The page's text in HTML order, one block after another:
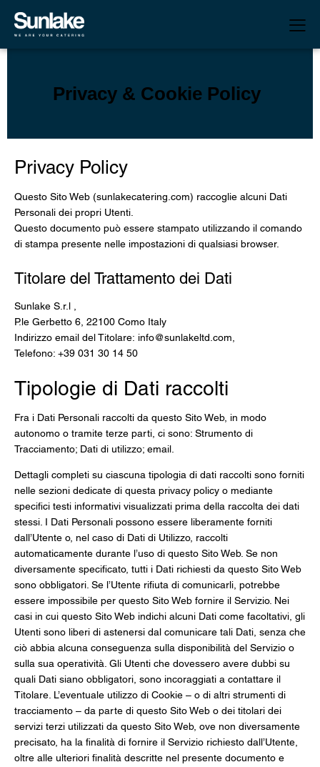
Privacy & Cookie Policy
Privacy Policy
Questo Sito Web (sunlakecatering.com) raccoglie alcuni Dati
Personali dei propri Utenti.
Questo documento può essere stampato utilizzando il comando
di stampa presente nelle impostazioni di qualsiasi browser.
Titolare del Trattamento dei Dati
Sunlake S.r.l ,
P.le Gerbetto 6, 22100 Como Italy
Indirizzo email del Titolare: info@sunlakeltd.com
Telefono: +39 031 30 14 50
Tipologie di Dati raccolti
Fra i Dati Personali raccolti da questo Sito Web, in modo
autonomo o tramite terze parti, ci sono: Strumento di
Tracciamento; Dati di utilizzo; email.
Dettagli completi su ciascuna tipologia di dati raccolti sono forniti
nelle sezioni dedicate di questa privacy policy o mediante
specifici testi informativi visualizzati prima della raccolta dei dati
stessi. I Dati Personali possono essere liberamente forniti
dall’Utente o, nel caso di Dati di Utilizzo, raccolti
automaticamente durante l’uso di questo Sito Web. Se non
diversamente specificato, tutti i Dati richiesti da questo Sito Web
sono obbligatori. Se l’Utente rifiuta di comunicarli, potrebbe
essere impossibile per questo Sito Web fornire il Servizio. Nei
casi in cui questo Sito Web indichi alcuni Dati come facoltativi, gli
Utenti sono liberi di astenersi dal comunicare tali Dati, senza che
ciò abbia alcuna conseguenza sulla disponibilità del Servizio o
sulla sua operatività. Gli Utenti che dovessero avere dubbi su
quali Dati siano obbligatori, sono incoraggiati a contattare il
Titolare. L’eventuale utilizzo di Cookie – o di altri strumenti di
tracciamento – da parte di questo Sito Web o dei titolari dei
servizi terzi utilizzati da questo Sito Web, ove non diversamente
precisato, ha la finalità di fornire il Servizio richiesto dall’Utente,
oltre alle ulteriori finalità descritte nel presente documento e